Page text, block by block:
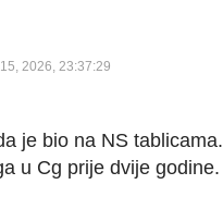
2026, 23:37:29
je bio na NS tablicama.
u Cg prije dvije godine.